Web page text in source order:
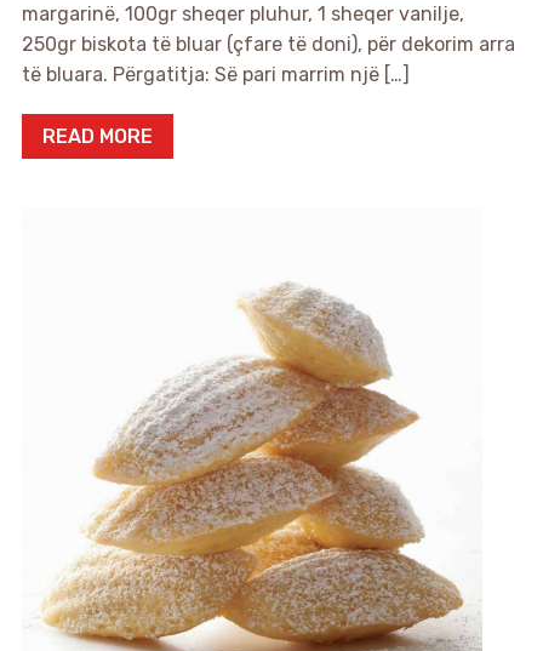
margarinë, 100gr sheqer pluhur, 1 sheqer vanilje,
250gr biskota të bluar (çfare të doni), për dekorim arra
të bluara. Përgatitja: Së pari marrim një […]
READ MORE